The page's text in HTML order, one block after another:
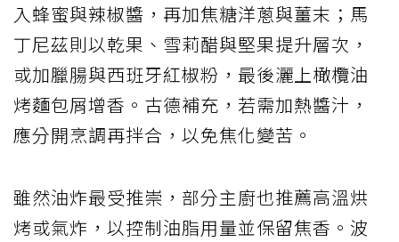
入蜂蜜與辣椒醬，再加焦糖洋蔥與薑末；馬
丁尼茲則以乾果、雪莉醋與堅果提升層次，
或加臘腸與西班牙紅椒粉，最後灑上橄欖油
烤麵包屑增香。古德補充，若需加熱醬汁，
應分開烹調再拌合，以免焦化變苦。
雖然油炸最受推崇，部分主廚也推薦高溫烘
烤或氣炸，以控制油脂用量並保留焦香。波